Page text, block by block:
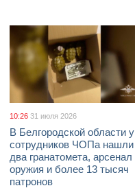
10:26 31 июля 2026
В Белгородской области у
сотрудников ЧОПа нашли
два гранатомета, арсенал
оружия и более 13 тысяч
патронов